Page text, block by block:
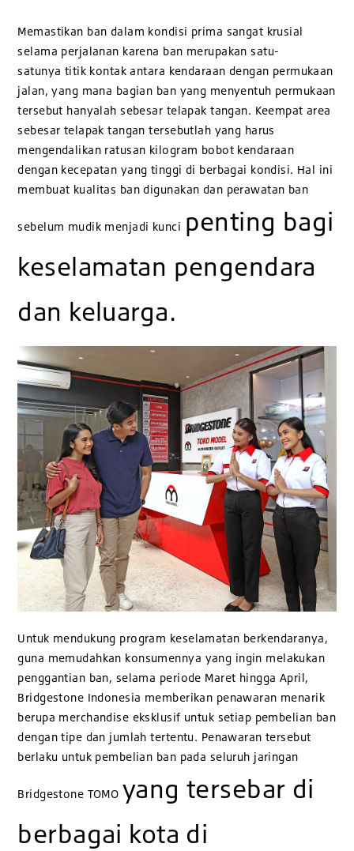
Memastikan ban dalam kondisi prima sangat krusial
selama perjalanan karena ban merupakan satu-
satunya titik kontak antara kendaraan dengan permukaan
jalan, yang mana bagian ban yang menyentuh permukaan
tersebut hanyalah sebesar telapak tangan. Keempat area
sebesar telapak tangan tersebutlah yang harus
mengendalikan ratusan kilogram bobot kendaraan
dengan kecepatan yang tinggi di berbagai kondisi. Hal ini
membuat kualitas ban digunakan dan perawatan ban
sebelum mudik menjadi kunci penting bagi
keselamatan pengendara
dan keluarga.
Untuk mendukung program keselamatan berkendaranya,
guna memudahkan konsumennya yang ingin melakukan
penggantian ban, selama periode Maret hingga April,
Bridgestone Indonesia memberikan penawaran menarik
berupa merchandise eksklusif untuk setiap pembelian ban
dengan tipe dan jumlah tertentu. Penawaran tersebut
berlaku untuk pembelian ban pada seluruh jaringan
Bridgestone TOMO yang tersebar di
berbagai kota di